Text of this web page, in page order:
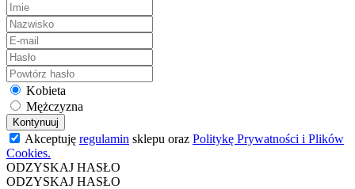
Kobieta
Mężczyzna
Kontynuuj
Akceptuję regulamin sklepu oraz Politykę Prywatności i Plików
Cookies.
ODZYSKAJ HASŁO
ODZYSKAJ HASŁO